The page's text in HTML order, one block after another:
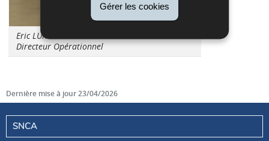
Gérer les cookies
Eric LURION
Directeur Opérationnel
Dernière mise à jour23/04/2026
SNCA